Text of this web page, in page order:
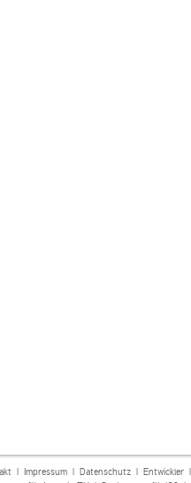
| Impressum| Datenschutz| Entwickler|